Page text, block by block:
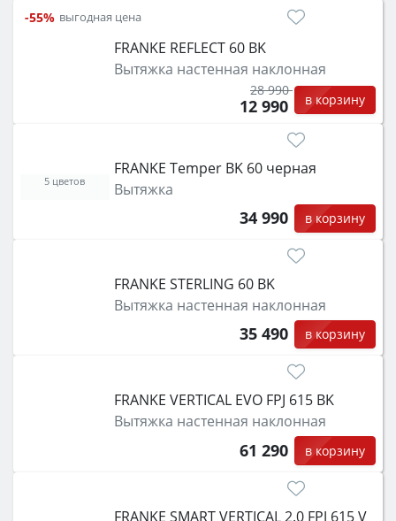
затем смотрите на объём 50–70 л для семьи,
класс энергопотребления не ниже A и нужные
функции (конвекция, гриль, самоочистка,
защита от детей).
-55% выгодная цена
FRANKE REFLECT 60 BK
Вытяжка настенная наклонная
28 990
12 990 в корзину
FRANKE Temper BK 60 черная
Вытяжка
34 990 в корзину
5 цветов
FRANKE STERLING 60 BK
Вытяжка настенная наклонная
35 490 в корзину
FRANKE VERTICAL EVO FPJ 615 BK
Вытяжка настенная наклонная
61 290 в корзину
FRANKE SMART VERTICAL 2.0 FPJ 615 V